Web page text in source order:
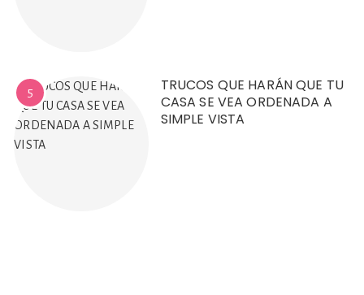
5
TRUCOS QUE HARÁN QUE TU
CASA SE VEA ORDENADA A
SIMPLE VISTA